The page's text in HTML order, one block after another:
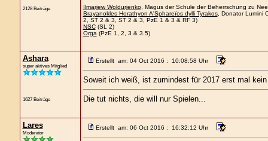
2128 Beiträge Ilmarjew Woldurjenko, Magus der Schule der Beherrschung zu
Brayanokles Horathyon A'Sphareïos dylli Tyrakos, Donator Lumini
2, ST 2 & 3, ST 2 & 3, PzE 1 & 3 & RF 3)
NSC(SL 2)
Orga (PzE 1, 2, 3 & 3.5)
Ashara
super aktives Mitglied
1627 Beiträge
Erstellt am: 04 Oct 2016 : 10:08:58 Uhr
Soweit ich weiß, ist zumindest für 2017 erst mal
Die tut nichts, die will nur Spielen...
Lares
Moderator
Erstellt am: 06 Oct 2016 : 16:32:12 Uhr